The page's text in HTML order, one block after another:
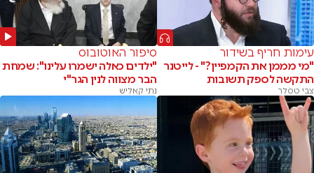
עימות חריף בשידור
"מי מממן את הקמפיין?" - לייטנר
התקשה לספק תשובות
צבי טסלר
סיפור האוטובוס
"ילדים כאלה ישמרו עלינו": שמחת
הבר מצווה לנין הגר"י
נתי קאליש